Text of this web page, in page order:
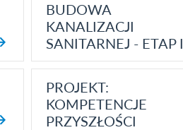
BUDOWA
KANALIZACJI
SANITARNEJ - ETAP I
PROJEKT:
KOMPETENCJE
PRZYSZŁOŚCI